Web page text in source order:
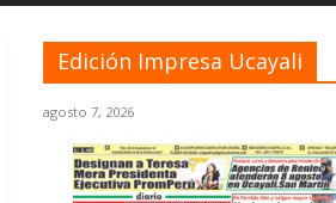
Edición Impresa Ucayali
agosto 7, 2026